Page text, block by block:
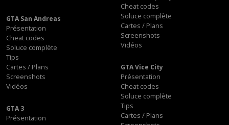
Cheat codes
Soluce complète
Cartes / Plans
Screenshots
Vidéos
GTA San Andreas
Présentation
Cheat codes
Soluce complète
Tips
Cartes / Plans
Screenshots
Vidéos
GTA Vice City
Présentation
Cheat codes
Soluce complète
Tips
Cartes / Plans
GTA 3
Présentation